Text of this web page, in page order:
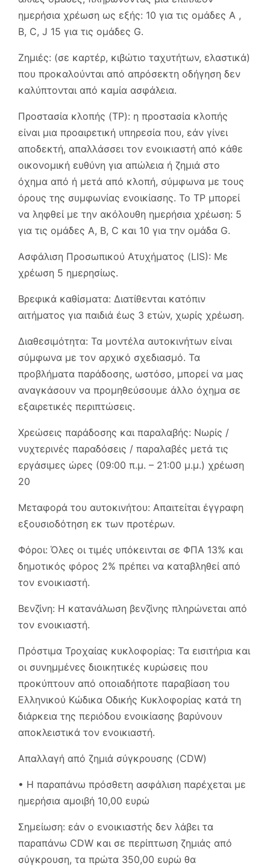
ημερήσια χρέωση ως εξής: 10 για τις ομάδες Α ,
B, C, J 15 για τις ομάδες G.
Ζημιές: (σε καρτέρ, κιβώτιο ταχυτήτων, ελαστικά)
που προκαλούνται από απρόσεκτη οδήγηση δεν
καλύπτονται από καμία ασφάλεια.
Προστασία κλοπής (TP): η προστασία κλοπής
είναι μια προαιρετική υπηρεσία που, εάν γίνει
αποδεκτή, απαλλάσσει τον ενοικιαστή από κάθε
οικονομική ευθύνη για απώλεια ή ζημιά στο
όχημα από ή μετά από κλοπή, σύμφωνα με τους
όρους της συμφωνίας ενοικίασης. Το TP μπορεί
να ληφθεί με την ακόλουθη ημερήσια χρέωση: 5
για τις ομάδες A, B, C και 10 για την ομάδα G.
Ασφάλιση Προσωπικού Ατυχήματος (LIS): Με
χρέωση 5 ημερησίως.
Βρεφικά καθίσματα: Διατίθενται κατόπιν
αιτήματος για παιδιά έως 3 ετών, χωρίς χρέωση.
Διαθεσιμότητα: Τα μοντέλα αυτοκινήτων είναι
σύμφωνα με τον αρχικό σχεδιασμό. Τα
προβλήματα παράδοσης, ωστόσο, μπορεί να μας
αναγκάσουν να προμηθεύσουμε άλλο όχημα σε
εξαιρετικές περιπτώσεις.
Χρεώσεις παράδοσης και παραλαβής: Νωρίς /
νυχτερινές παραδόσεις / παραλαβές μετά τις
εργάσιμες ώρες (09:00 π.μ. – 21:00 μ.μ.) χρέωση
20
Μεταφορά του αυτοκινήτου: Απαιτείται έγγραφη
εξουσιοδότηση εκ των προτέρων.
Φόροι: Όλες οι τιμές υπόκεινται σε ΦΠΑ 13% και
δημοτικός φόρος 2% πρέπει να καταβληθεί από
τον ενοικιαστή.
Βενζίνη: Η κατανάλωση βενζίνης πληρώνεται από
τον ενοικιαστή.
Πρόστιμα Τροχαίας κυκλοφορίας: Τα εισιτήρια και
οι συνημμένες διοικητικές κυρώσεις που
προκύπτουν από οποιαδήποτε παραβίαση του
Ελληνικού Κώδικα Οδικής Κυκλοφορίας κατά τη
διάρκεια της περιόδου ενοικίασης βαρύνουν
αποκλειστικά τον ενοικιαστή.
Απαλλαγή από ζημιά σύγκρουσης (CDW)
• Η παραπάνω πρόσθετη ασφάλιση παρέχεται με
ημερήσια αμοιβή 10,00 ευρώ
Σημείωση: εάν ο ενοικιαστής δεν λάβει τα
παραπάνω CDW και σε περίπτωση ζημιάς από
σύγκρουση, τα πρώτα 350,00 ευρώ θα